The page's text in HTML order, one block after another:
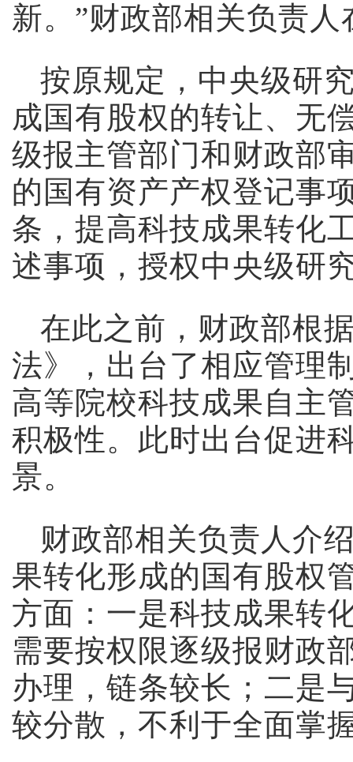
新。”财政部相关负责
按原规定，中央级研
成国有股权的转让、无
级报主管部门和财政部
的国有资产产权登记事
条，提高科技成果转化
述事项，授权中央级研
在此之前，财政部根
法》，出台了相应管理
高等院校科技成果自主
积极性。此时出台促进
景。
财政部相关负责人介
果转化形成的国有股权
方面：一是科技成果转
需要按权限逐级报财政
办理，链条较长；二是
较分散，不利于全面掌